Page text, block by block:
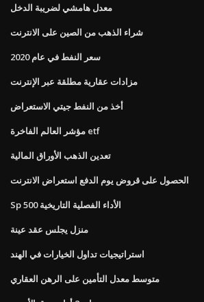
معدل هامشي لضريبة الدخل
شراء الذهب من الصين على الانترنت
سعر النفط في عام 2020
مزادات عقارية مطلقة عبر الإنترنت
أخذ من النفط جيتي الاستعراض
مؤشر العالم الفاخرة etf
تعدين الذهب الأوراق المالية
الحصول على قروض يوم الدفع استعراض الانترنت
Sp 500 الأداء الفصلية التاريخية
منزل يجلس عقد عينة
استراتيجيات تداول الخيارات في الهند
متوسط ​​معدل التأمين على الرهن العقاري